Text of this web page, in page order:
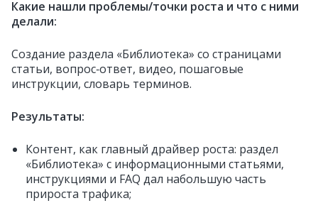
Какие нашли проблемы/точки роста и что с ними
делали:
Создание раздела «Библиотека» со страницами
статьи, вопрос‑ответ, видео, пошаговые
инструкции, словарь терминов.
Результаты:
Контент, как главный драйвер роста: раздел
«Библиотека» с информационными статьями,
инструкциями и FAQ дал набольшую часть
прироста трафика;